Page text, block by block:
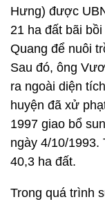
Hưng) được
21 ha đất bãi
Quang để nuôi
Sau đó, ông
ra ngoài diện
huyện đã xử
1997 giao bổ
ngày 4/10/
40,3 ha đất.
Trong quá trình